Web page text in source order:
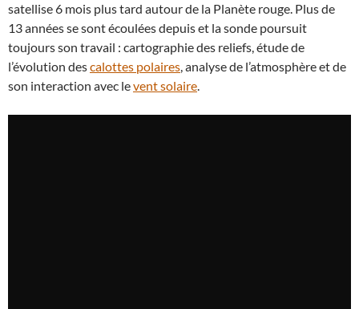
satellise 6 mois plus tard autour de la Planète rouge. Plus de
13 années se sont écoulées depuis et la sonde poursuit
toujours son travail : cartographie des reliefs, étude de
l’évolution descalottes polaires, analyse de l’atmosphère et de
son interaction avec levent solaire.